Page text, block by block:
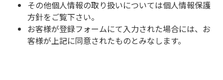
その他個人情報の取り扱いについては個人情報保護
方針をご覧下さい。
お客様が登録フォームにて入力された場合には、お
客様が上記に同意されたものとみなします。